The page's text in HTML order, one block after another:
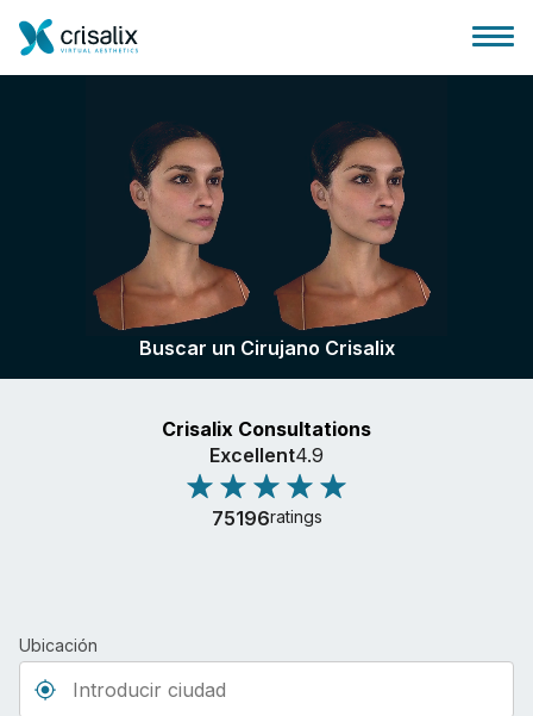
Página de inicio
Plataforma 3D de negocio
Planes y Precios
Reseñas de pacientes
Buscar un Cirujano Crisalix
Crisalix Consultations
Excellent4.9
75196ratings
Ubicación